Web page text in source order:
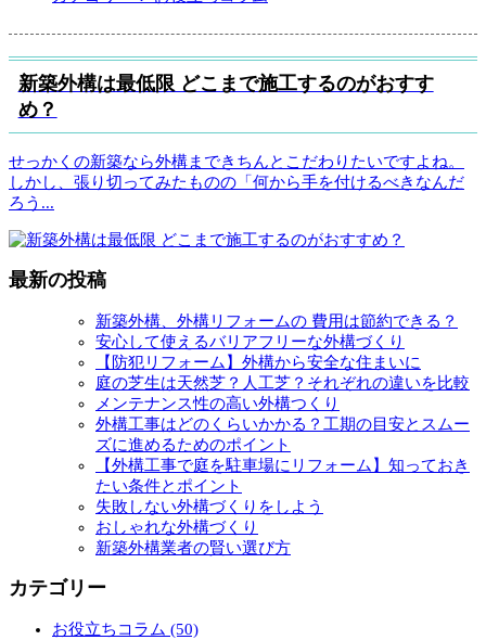
新築外構は最低限 どこまで施工するのがおすす
め？
せっかくの新築なら外構まできちんとこだわりたいですよね。
しかし、張り切ってみたものの「何から手を付けるべきなんだ
ろう ...
最新の投稿
新築外構、外構リフォームの 費用は節約できる？
安心して使えるバリアフリーな外構づくり
【防犯リフォーム】外構から安全な住まいに
庭の芝生は天然芝？人工芝？それぞれの違いを比較
メンテナンス性の高い外構つくり
外構工事はどのくらいかかる？工期の目安とスムー
ズに進めるためのポイント
【外構工事で庭を駐車場にリフォーム】知っておき
たい条件とポイント
失敗しない外構づくりをしよう
おしゃれな外構づくり
新築外構業者の賢い選び方
カテゴリー
お役立ちコラム (50)